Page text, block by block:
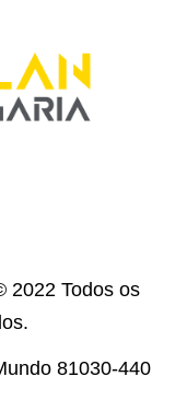
2022 Todos os
81030-440